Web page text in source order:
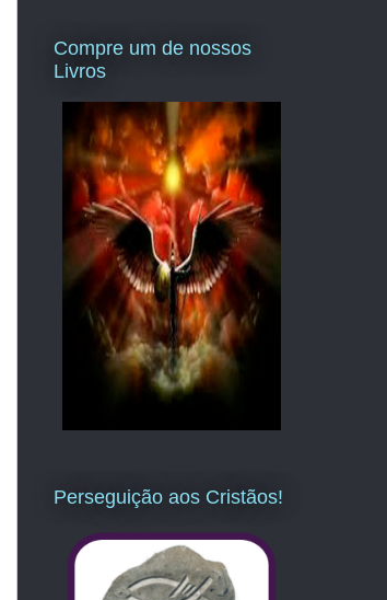
Compre um de nossos
Livros
Perseguição aos Cristãos!